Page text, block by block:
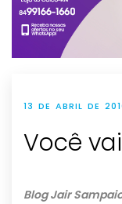
13 DE ABRIL DE
Você
Blog Jair